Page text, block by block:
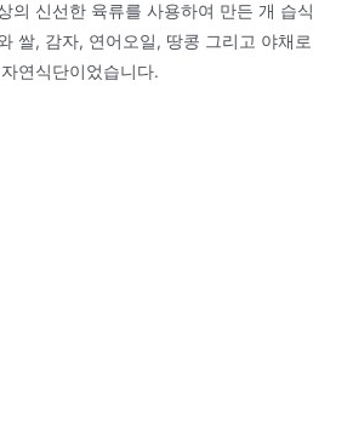
의 신선한 육류를 사용하여 만든 개 습식
쌀, 감자, 연어오일, 땅콩 그리고 야채로
연식단이었습니다.